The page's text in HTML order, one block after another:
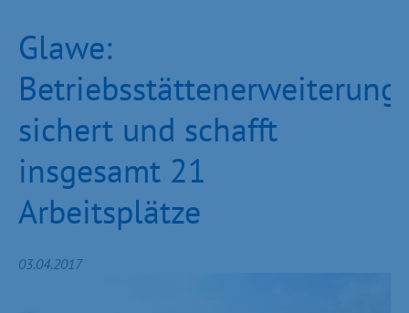
Glawe:
Betriebsstättenerweiterung
sichert und schafft
insgesamt 21
Arbeitsplätze
03.04.2017